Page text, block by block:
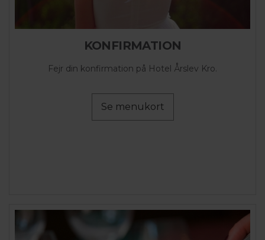
KONFIRMATION
Fejr din konfirmation på Hotel Årslev Kro.
Se menukort